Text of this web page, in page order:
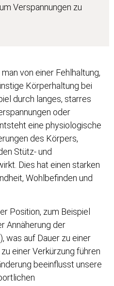
Verspannungen zu
von einer Fehlhaltung,
Körperhaltung bei
durch langes, starres
oder
eine physiologische
des Körpers,
Stütz- und
Dies hat einen starken
Wohlbefinden und
Position, zum Beispiel
Annäherung der
was auf Dauer zu einer
einer Verkürzung führen
beeinflusst unsere